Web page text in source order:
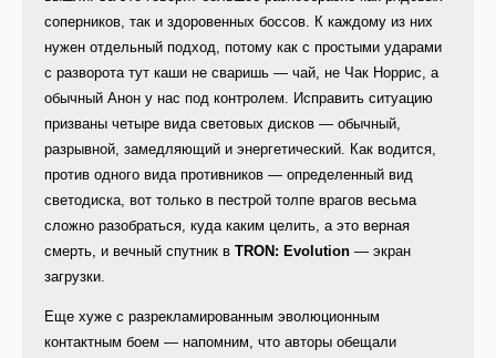
соперников, так и здоровенных боссов. К каждому из них
нужен отдельный подход, потому как с простыми ударами
с разворота тут каши не сваришь — чай, не Чак Норрис, а
обычный Анон у нас под контролем. Исправить ситуацию
призваны четыре вида световых дисков — обычный,
разрывной, замедляющий и энергетический. Как водится,
против одного вида противников — определенный вид
светодиска, вот только в пестрой толпе врагов весьма
сложно разобраться, куда каким целить, а это верная
смерть, и вечный спутник в TRON: Evolution — экран
загрузки.
Еще хуже с разрекламированным эволюционным
контактным боем — напомним, что авторы обещали